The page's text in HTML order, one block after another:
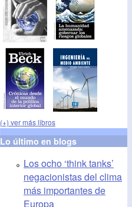
(+) ver más libros
Lo último en blogs
Los ocho ‘think tanks’
negacionistas del clima
más importantes de
Europa